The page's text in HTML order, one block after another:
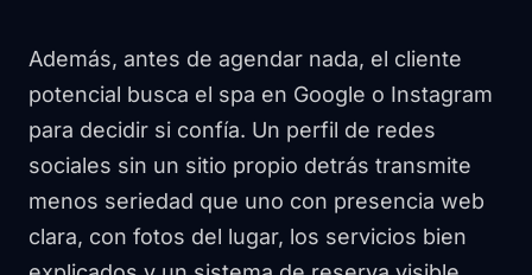
Además, antes de agendar nada, el cliente
potencial busca el spa en Google o Instagram
para decidir si confía. Un perfil de redes
sociales sin un sitio propio detrás transmite
menos seriedad que uno con presencia web
clara, con fotos del lugar, los servicios bien